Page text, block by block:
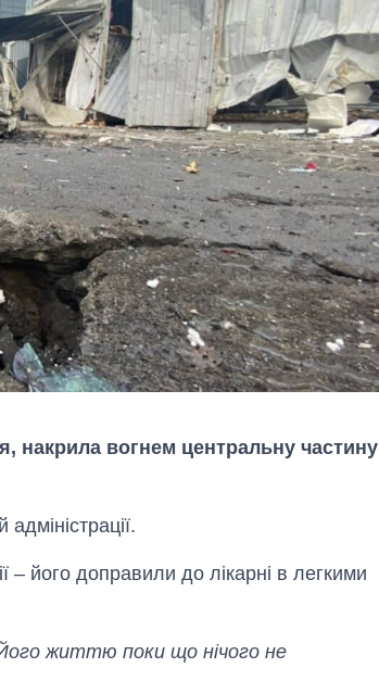
накрила вогнем центральну частину
– його доправили до лікарні в легкими
Його життю поки що нічого не